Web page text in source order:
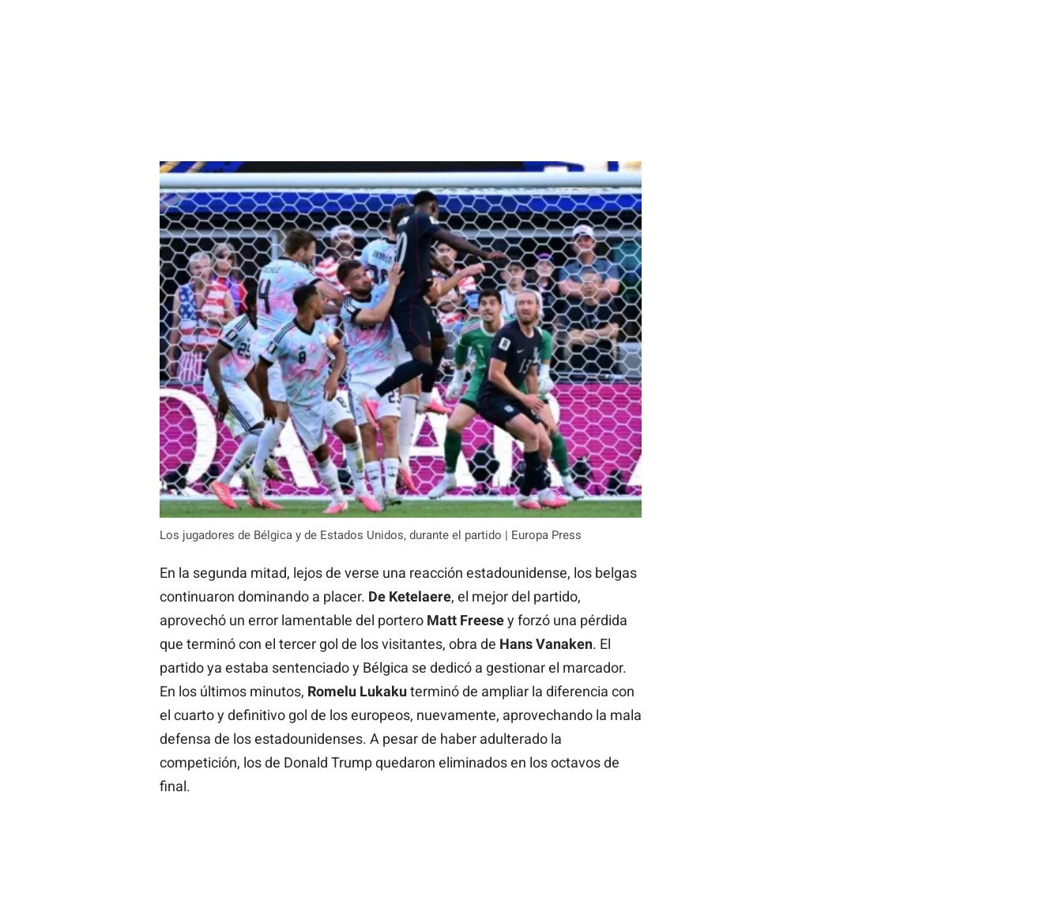
Los jugadores de Bélgica y de Estados Unidos, durante el partido | Europa Press
En la segunda mitad, lejos de verse una reacción estadounidense, los belgas
continuaron dominando a placer. De Ketelaere, el mejor del partido,
aprovechó un error lamentable del portero Matt Freesey forzó una pérdida
que terminó con el tercer gol de los visitantes, obra de Hans Vanaken. El
partido ya estaba sentenciado y Bélgica se dedicó a gestionar el marcador.
En los últimos minutos, Romelu Lukakuterminó de ampliar la diferencia con
el cuarto y definitivo gol de los europeos, nuevamente, aprovechando la mala
defensa de los estadounidenses. A pesar de haber adulterado la
competición, los de Donald Trump quedaron eliminados en los octavos de
final.